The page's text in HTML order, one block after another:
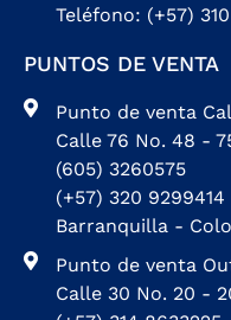
Teléfono: (+57)
PUNTOS DE VENTA
Punto de venta
Calle 76 No. 48 -
(605) 3260575
(+57) 320 9299414
Barranquilla -
Punto de venta
Calle 30 No. 20 -